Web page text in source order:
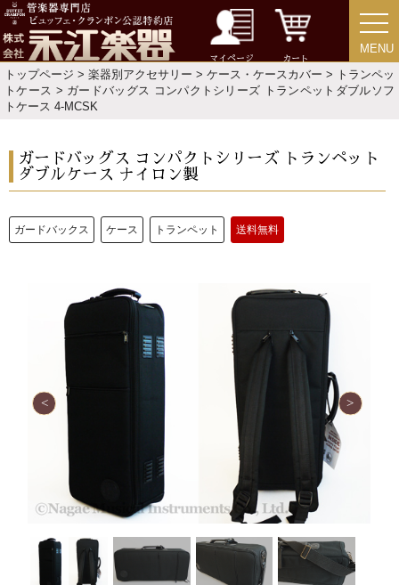
マイページ カート
MENU
MENU
トップページ > 楽器別アクセサリー > ケース・ケースカバー > トランペッ
トケース > ガードバッグス コンパクトシリーズ トランペットダブルソフ
トケース 4-MCSK
ガードバッグス コンパクトシリーズ トランペット
ダブルケース ナイロン製
ガードバックス ケース トランペット 送料無料